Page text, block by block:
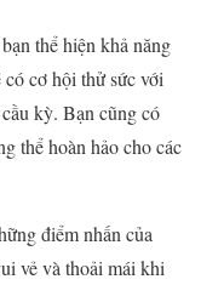
thể hiện khả năng
cơ hội thử sức với
kỳ. Bạn cũng có
thể hoàn hảo cho các
điểm nhấn của
vẻ và thoải mái khi